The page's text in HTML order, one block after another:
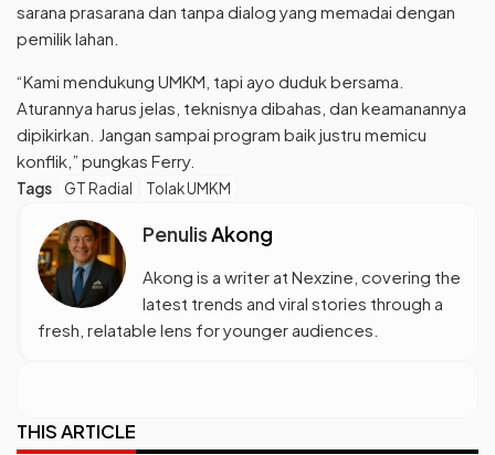
sarana prasarana dan tanpa dialog yang memadai dengan
pemilik lahan.
“Kami mendukung UMKM, tapi ayo duduk bersama.
Aturannya harus jelas, teknisnya dibahas, dan keamanannya
dipikirkan. Jangan sampai program baik justru memicu
konflik,” pungkas Ferry.
Tags GT Radial Tolak UMKM
PenulisAkong
Akong is a writer at Nexzine, covering the
latest trends and viral stories through a
fresh, relatable lens for younger audiences.
THIS ARTICLE